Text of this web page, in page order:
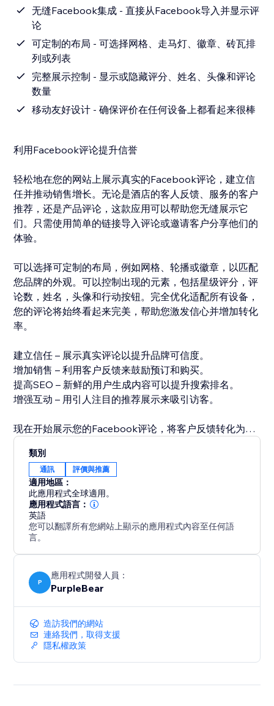
无缝Facebook集成 - 直接从Facebook导入并显示评
论
可定制的布局 - 可选择网格、走马灯、徽章、砖瓦排
列或列表
完整展示控制 - 显示或隐藏评分、姓名、头像和评论
数量
移动友好设计 - 确保评价在任何设备上都看起来很棒
利用Facebook评论提升信誉
轻松地在您的网站上展示真实的Facebook评论，建立信
任并推动销售增长。无论是酒店的客人反馈、服务的客户
推荐，还是产品评论，这款应用可以帮助您无缝展示它
们。只需使用简单的链接导入评论或邀请客户分享他们的
体验。
可以选择可定制的布局，例如网格、轮播或徽章，以匹配
您品牌的外观。可以控制出现的元素，包括星级评分，评
论数，姓名，头像和行动按钮。完全优化适配所有设备，
您的评论将始终看起来完美，帮助您激发信心并增加转化
率。
建立信任 – 展示真实评论以提升品牌可信度。
增加销售 – 利用客户反馈来鼓励预订和购买。
提高SEO – 新鲜的用户生成内容可以提升搜索排名。
增强互动 – 用引人注目的推荐展示来吸引访客。
现在开始展示您的Facebook评论，将客户反馈转化为销
類別
通訊 評價與推薦
適用地區：
此應用程式全球適用。
應用程式語言：
英語
您可以翻譯所有您網站上顯示的應用程式內容至任何語
言。
P
應用程式開發人員：
PurpleBear
造訪我們的網站
連絡我們，取得支援
隱私權政策